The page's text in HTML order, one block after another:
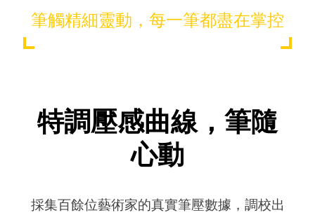
筆觸精細靈動，每一筆都盡在掌控
特調壓感曲線，筆隨
心動
採集百餘位藝術家的真實筆壓數據，調校出